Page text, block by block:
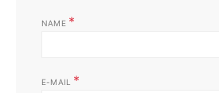
NAME *
E-MAIL *